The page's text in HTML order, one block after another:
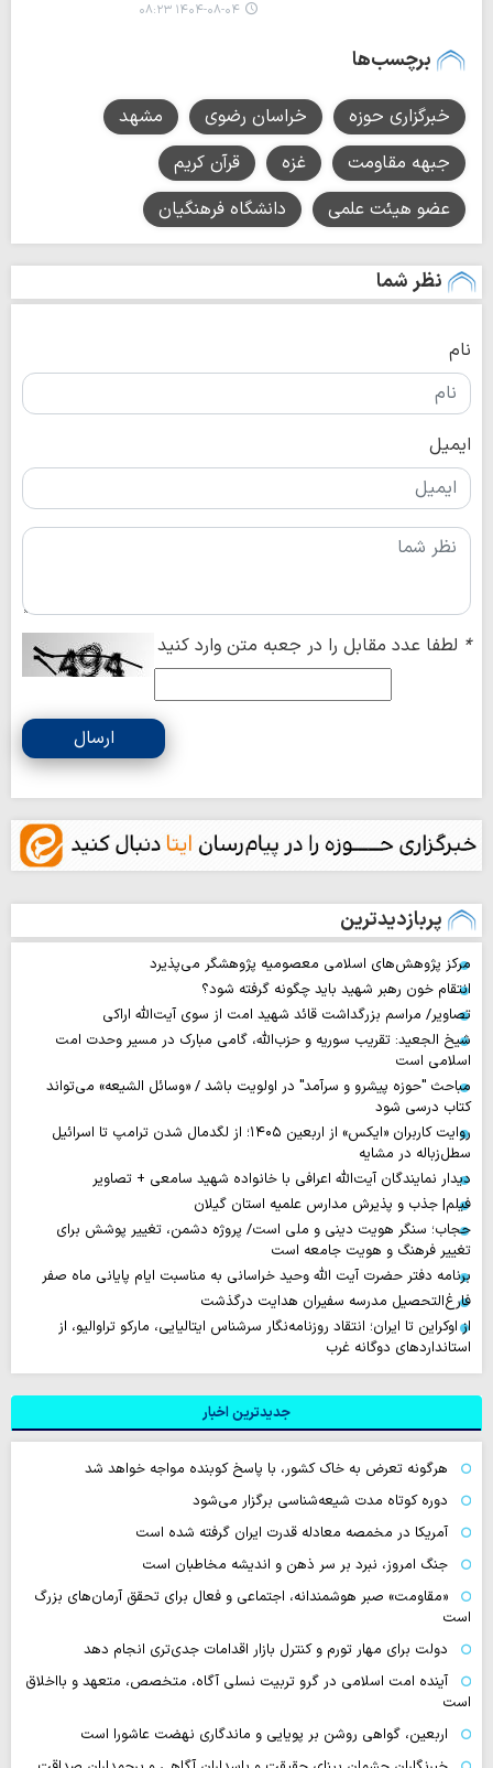
۱۴۰۴-۰۸-۰۴ ۰۸:۲۳
برچسب‌ها
خبرگزاری حوزه خراسان رضوی
مشهد
جبهه مقاومت
غزه
قرآن کریم
عضو هیئت ‌علمی
دانشگاه فرهنگیان
نظر شما
نام
ایمیل
* لطفا عدد مقابل را در جعبه متن وارد کنید
ارسال
پربازدیدترین
مرکز پژوهش‌های اسلامی معصومیه پژوهشگر می‌پذیرد
انتقام خون رهبر شهید باید چگونه گرفته شود؟
تصاویر/ مراسم بزرگداشت قائد شهید امت از سوی آیت‌الله اراکی
شیخ الجعید: تقریب سوریه و حزب‌الله، گامی مبارک در مسیر وحدت امت
اسلامی است
مباحث "حوزه پیشرو و سرآمد" در اولویت باشد / «وسائل الشیعه» می‌تواند
کتاب درسی شود
روایت‌ کاربران «ایکس» از اربعین ۱۴۰۵؛ از لگدمال شدن ترامپ تا اسرائیل
سطل‌زباله‌ در مشایه
دیدار نمایندگان آیت‌الله اعرافی با خانواده شهید سامعی + تصاویر
فیلم| جذب و پذیرش مدارس علمیه استان گیلان
حجاب؛ سنگر هویت دینی و ملی است/ پروژه دشمن، تغییر پوشش برای
تغییر فرهنگ و هویت جامعه است
برنامه دفتر حضرت آیت الله وحید خراسانی به مناسبت ایام پایانی ماه صفر
فارغ‌التحصیل مدرسه سفیران هدایت درگذشت
از اوکراین تا ایران؛ انتقاد روزنامه‌نگار سرشناس ایتالیایی، مارکو تراوالیو، از
استانداردهای دوگانه غرب
جدیدترین اخبار
هرگونه تعرض به خاک کشور، با پاسخ کوبنده مواجه خواهد شد
دوره کوتاه مدت شیعه‌شناسی برگزار می‌شود
آمریکا در مخمصه معادله قدرت ایران گرفته شده است
جنگ امروز، نبرد بر سر ذهن و اندیشه مخاطبان است
«مقاومت» صبر هوشمندانه، اجتماعی و فعال برای تحقق آرمان‌های بزرگ
است
دولت برای مهار تورم و کنترل بازار اقدامات جدی‌تری انجام دهد
آینده امت اسلامی در گرو تربیت نسلی آگاه، متخصص، متعهد و بااخلاق
است
اربعین، گواهی روشن بر پویایی و ماندگاری نهضت عاشورا است